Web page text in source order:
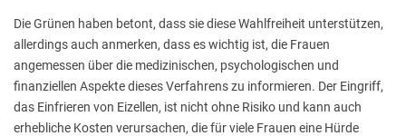
Die Grünen haben betont, dass sie diese Wahlfreiheit unterstützen,
allerdings auch anmerken, dass es wichtig ist, die Frauen
angemessen über die medizinischen, psychologischen und
finanziellen Aspekte dieses Verfahrens zu informieren. Der Eingriff,
das Einfrieren von Eizellen, ist nicht ohne Risiko und kann auch
erhebliche Kosten verursachen, die für viele Frauen eine Hürde